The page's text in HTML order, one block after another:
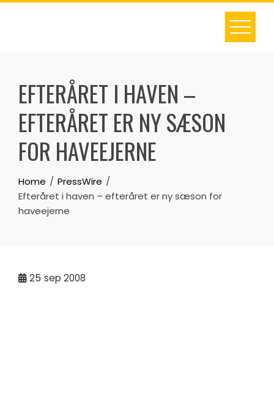
Skip
EFTERÅRET I HAVEN –
EFTERÅRET ER NY SÆSON
FOR HAVEEJERNE
Home
PressWire
Efteråret i haven – efteråret er ny sæson for
haveejerne
25 sep 2008